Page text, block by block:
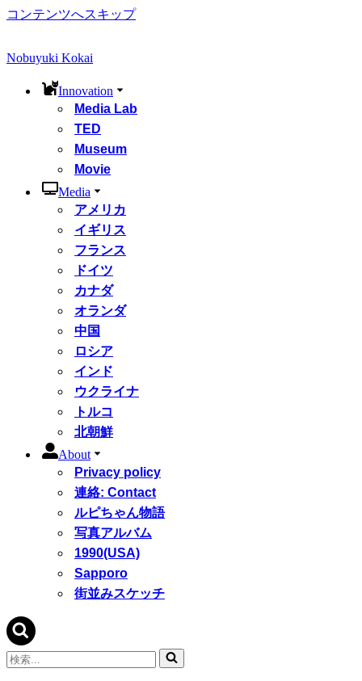
コンテンツへスキップ
Nobuyuki Kokai
Innovation
Media Lab
TED
Museum
Movie
Media
アメリカ
イギリス
フランス
ドイツ
カナダ
オランダ
中国
ロシア
インド
ウクライナ
トルコ
北朝鮮
About
Privacy policy
連絡: Contact
ルピちゃん物語
写真アルバム
1990(USA)
Sapporo
街並みスケッチ
検
索...